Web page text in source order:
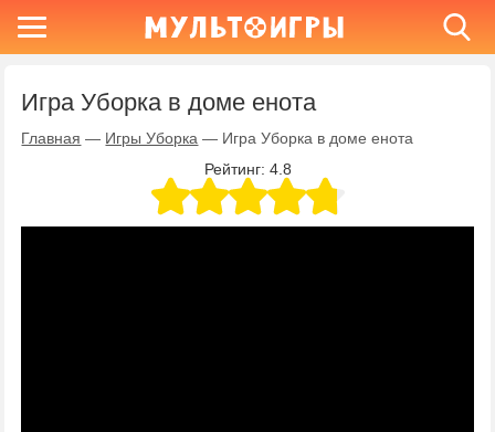
Игра Уборка в доме енота
Главная — Игры Уборка — Игра Уборка в доме енота
Рейтинг: 4.8